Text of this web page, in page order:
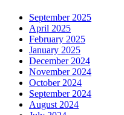
September 2025
April 2025
February 2025
January 2025
December 2024
November 2024
October 2024
September 2024
August 2024